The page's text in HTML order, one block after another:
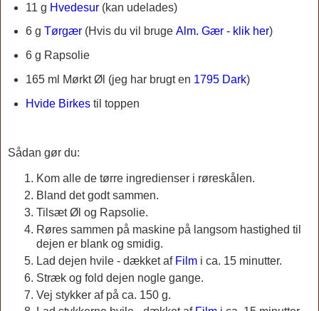
11 g Hvedesur(kan udelades)
6 g Tørgær (Hvis du vil bruge Alm. Gær - klik her)
6 g Rapsolie
165 ml Mørkt Øl (jeg har brugt en 1795 Dark)
Hvide Birkestil toppen
Sådan gør du:
Kom alle de tørre ingredienser i røreskålen.
Bland det godt sammen.
Tilsæt Øl og Rapsolie.
Røres sammen på maskine på langsom hastighed til
dejen er blank og smidig.
Lad dejen hvile - dækket af Film i ca. 15 minutter.
Stræk og fold dejen nogle gange.
Vej stykker af på ca. 150 g.